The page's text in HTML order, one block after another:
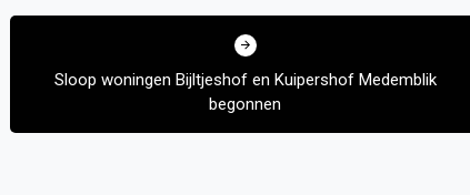
Sloop woningen Bijltjeshof en Kuipershof Medemblik
begonnen